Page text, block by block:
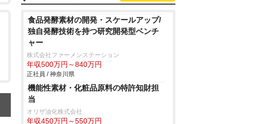
食品発酵素材の開発・スケールアップ/
独自発酵技術を持つ研究開発型ベンチ
ャー
株式会社ファーメンステーション
年収500万円～840万円
正社員 / 神奈川県
機能性素材・化粧品原料の特許知財担
当
オリザ油化株式会社
年収450万円～550万円